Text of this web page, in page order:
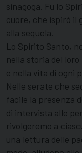
sinagoga. Fu lo
cuore, che ispirò il
alla sequela.
Lo Spirito Santo,
nella storia del
e nella vita di ogni
Nelle serate che
facile la presenza
di intervista alle
rivolgeremo a
una lettura delle